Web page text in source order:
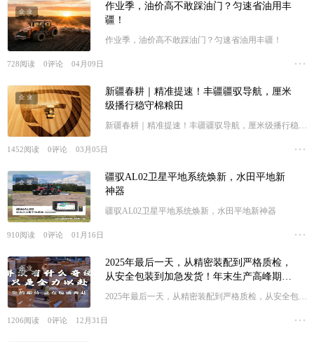
企业
作业季，油价高不敢踩油门？匀速省油用丰
疆！
作业季，油价高不敢踩油门？匀速省油用丰疆！
728阅读 0评论 04月09日
企业
新疆春耕｜精准提速！丰疆疆驭导航，厘米
级播行稳守棉粮田
新疆春耕｜精准提速！丰疆疆驭导航，厘米级播行稳守
1452阅读 0评论 03月05日
企业
疆驭AL02卫星平地系统焕新，水田平地新
神器
疆驭AL02卫星平地系统焕新，水田平地新神器
910阅读 0评论 01月16日
企业
2025年最后一天，从精密装配到严格质检，
从安全包装到加急发货！年末生产高峰期，
我们交出亮眼答卷！并没有奇迹，只有全力
2025年最后一天，从精密装配到严格质检，从安全包装
没有奇迹，只有全力以赴！
1206阅读 0评论 12月31日